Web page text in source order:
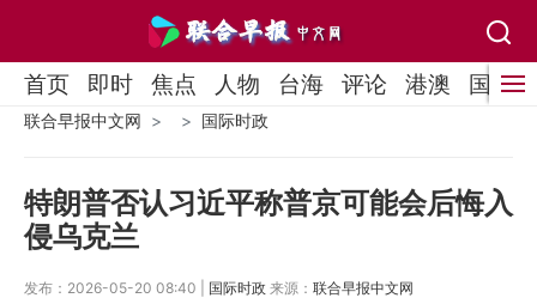
首页 即时 焦点 人物 台海 评论 港澳 国际
联合早报中文网 国际时政
特朗普否认习近平称普京可能会后悔入
侵乌克兰
发布：2026-05-20 08:40 | 国际时政 来源： 联合早报中文网